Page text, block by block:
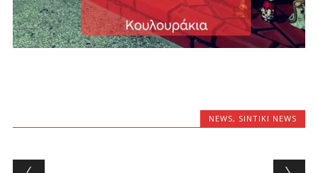
NEWS, SINTIKI NEWS